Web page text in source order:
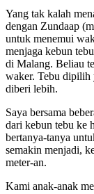
Yang tak kalah
dengan Zundaap
untuk menemui
menjaga kebun
di Malang. Beliau
waker. Tebu dipilih
diberi lebih.
Saya bersama
dari kebun tebu ke
bertanya-tanya
semakin menjadi,
meter-an.
Kami anak-anak